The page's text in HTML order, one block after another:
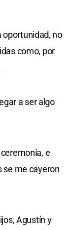
oportunidad, no
como, por
a ser algo
e
me cayeron
Agustín y